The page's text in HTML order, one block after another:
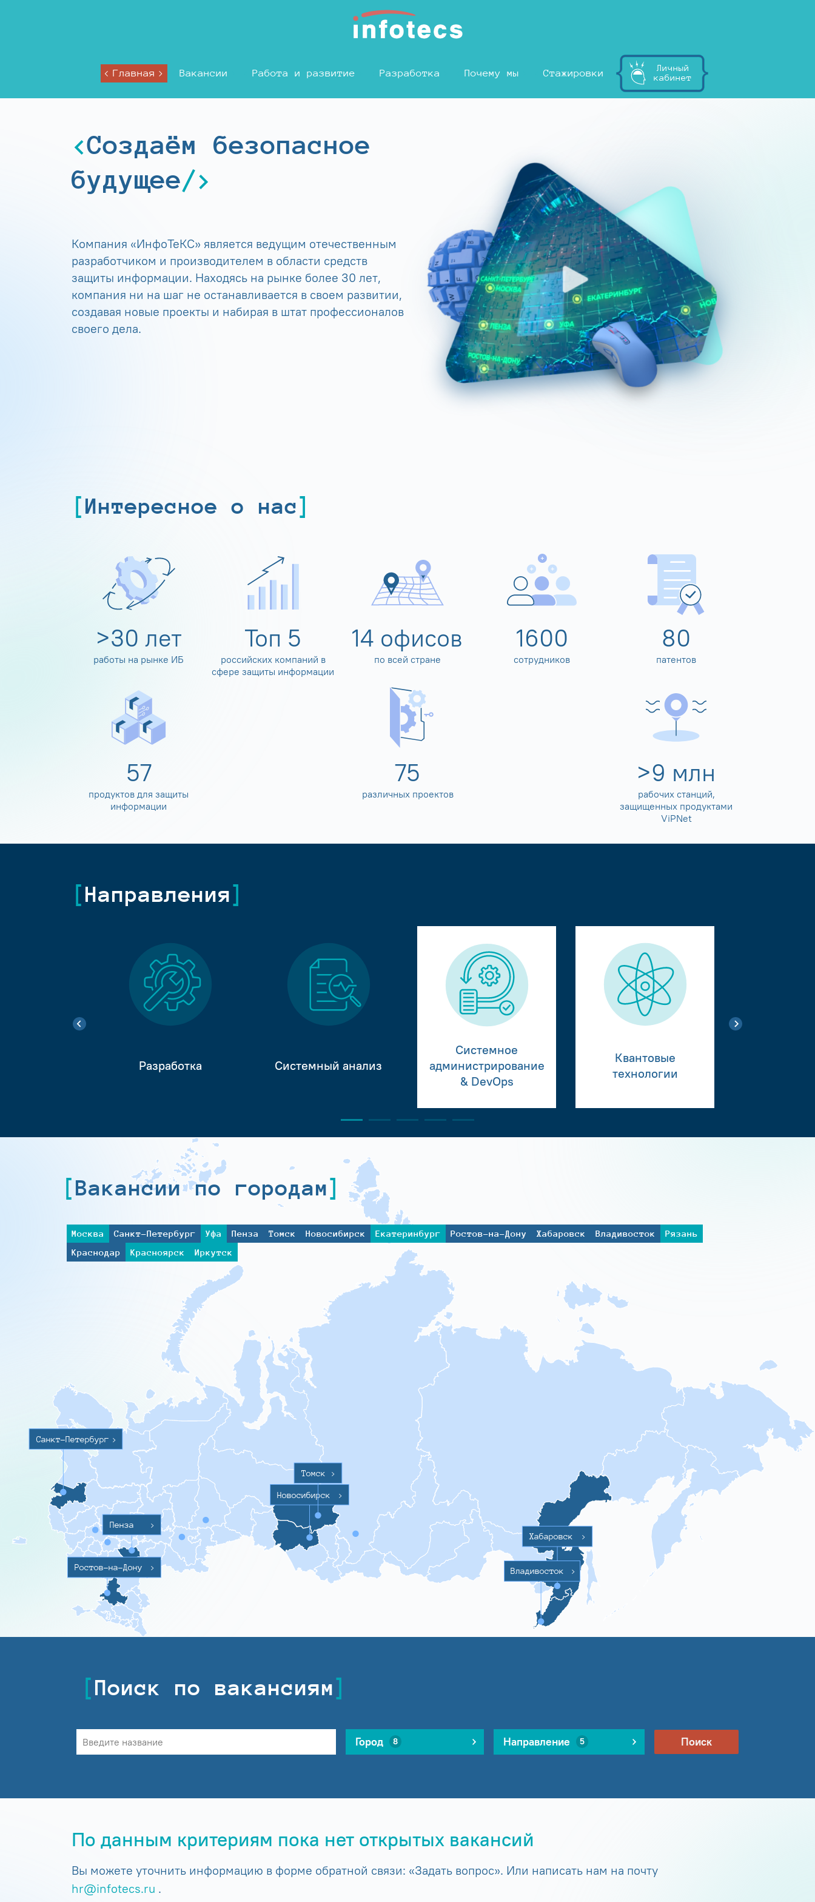
Главная Вакансии Работа и развитие Разработка Почему мы Стажировки
Личный
кабинет
Создаём безопасное
будущее
Компания «ИнфоТеКС» является ведущим отечественным
разработчиком и производителем в области средств
защиты информации. Находясь на рынке более 30 лет,
компания ни на шаг не останавливается в своем развитии,
создавая новые проекты и набирая в штат профессионалов
своего дела.
Интересное о нас
>30 лет
работы на рынке ИБ
Топ 5
российских компаний в
сфере защиты информации
14 офисов
по всей стране
1600
сотрудников
80
патентов
60
продуктов для защиты
информации
80
различных проектов
>10 млн
рабочих станций,
защищенных продуктами
ViPNet
Направления
Разработка Системный анализ
Системное
администрирование
& DevOps
Квантовые
технологии
Вакансии по городам
Москва Санкт-Петербург Уфа Пенза Томск Новосибирск Екатеринбург Ростов-на-Дону Хабаровск Владивосток
Рязань
Краснодар
Красноярск Иркутск
Санкт-Петербург >
Ростов-на-Дону >
Пенза >
Новосибирск >
Томск >
Хабаровск >
Владивосток >
Поиск по вакансиям
Город 8 Направление 5 Поиск
По данным критериям пока нет открытых вакансий
Вы можете уточнить информацию в форме обратной связи: «Задать вопрос». Или написать нам на почту
hr@infotecs.ru .